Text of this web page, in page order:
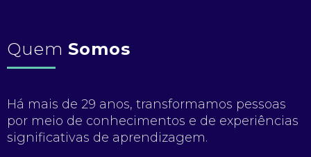
Quem Somos
Há mais de 29 anos, transformamos pessoas
por meio de conhecimentos e de experiências
significativas de aprendizagem.